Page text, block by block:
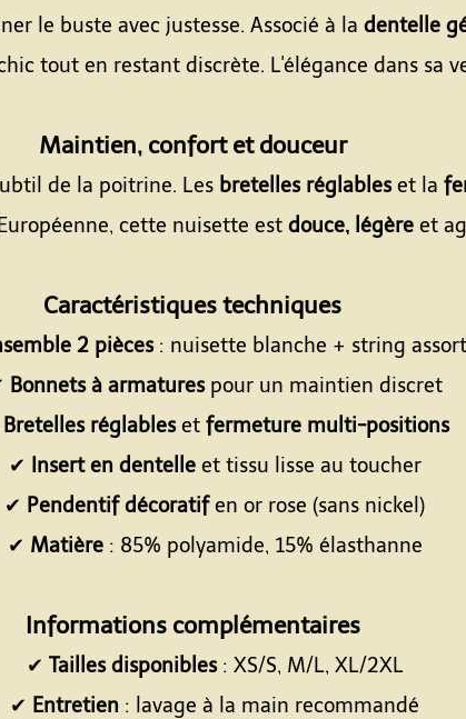
le buste avec justesse. Associé à la dentelle
tout en restant discrète. L'élégance dans sa
Maintien, confort et douceur
de la poitrine. Les bretelles réglableset la
cette nuisette est douce, légère et
Caractéristiques techniques
2 pièces: nuisette blanche + string
Bonnets à armaturespour un maintien discret
Bretelles réglableset fermeture multi-positions
✔ Insert en dentelleet tissu lisse au toucher
✔ Pendentif décoratifen or rose (sans nickel)
✔ Matière: 85% polyamide, 15% élasthanne
Informations complémentaires
✔ Tailles disponibles: XS/S, M/L, XL/2XL
✔ Entretien : lavage à la main recommandé